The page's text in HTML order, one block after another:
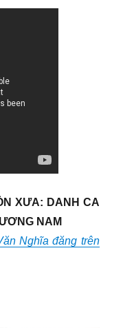
XƯA: DANH CA
NAM
Nghĩa đăng trên